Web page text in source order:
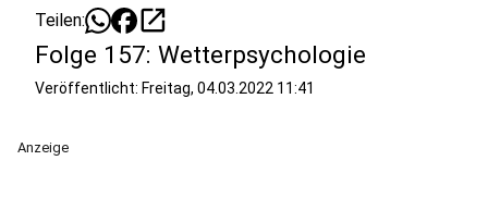
Teilen: open_in_new
Folge 157: Wetterpsychologie
Veröffentlicht: Freitag, 04.03.2022 11:41
Anzeige